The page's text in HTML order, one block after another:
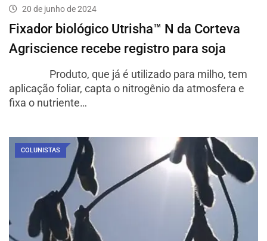
20 de junho de 2024
Fixador biológico Utrisha™ N da Corteva
Agriscience recebe registro para soja
Produto, que já é utilizado para milho, tem
aplicação foliar, capta o nitrogênio da atmosfera e
fixa o nutriente…
COLUNISTAS